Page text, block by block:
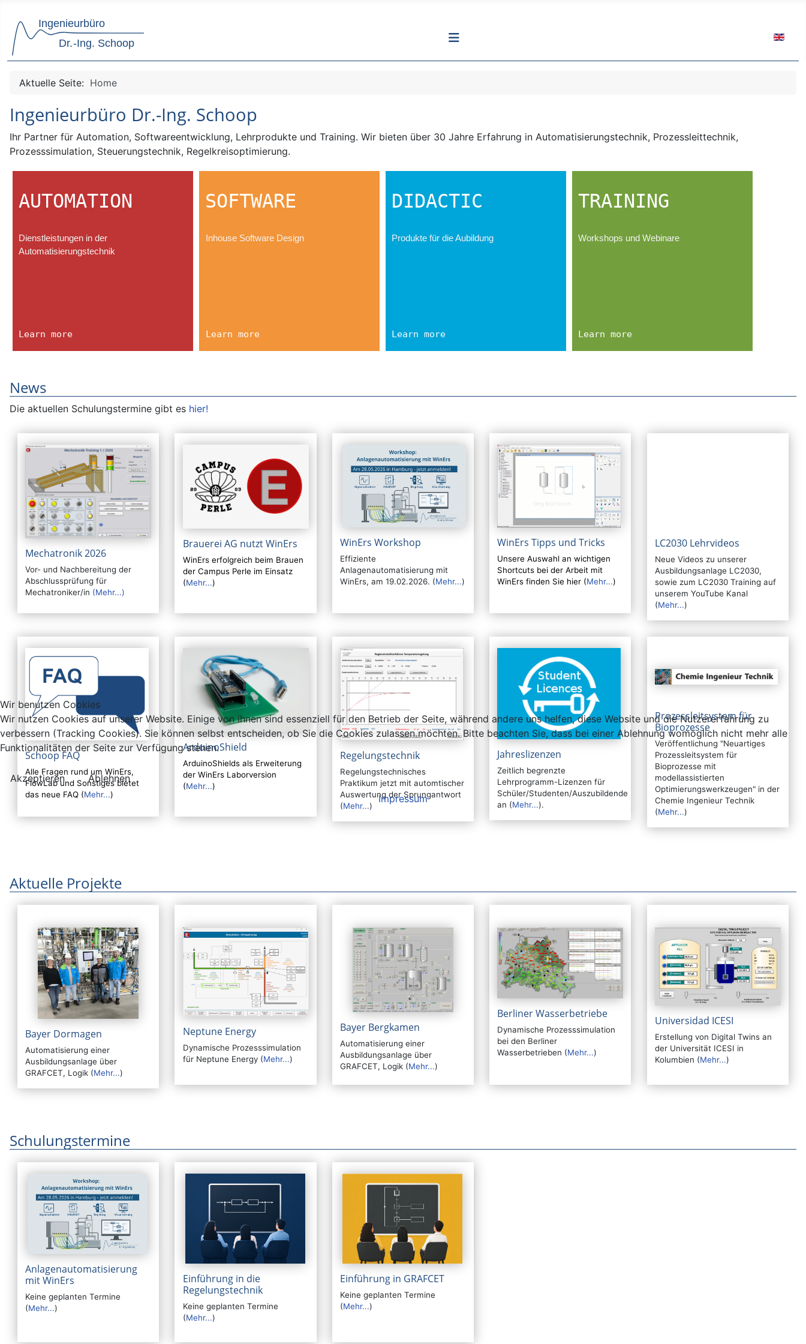
Aktuelle Seite: Home
Ingenieurbüro Dr.-Ing. Schoop
Ihr Partner für Automation, Softwareentwicklung, Lehrprodukte und Training. Wir bieten über 30 Jahre Erfahrung in Automatisierungstechnik, Prozessleittechnik,
Prozesssimulation, Steuerungstechnik, Regelkreisoptimierung.
AUTOMATION
Dienstleistungen in der
Automatisierungstechnik
Learn more
SOFTWARE
Inhouse Software Design
Learn more
DIDACTIC
Produkte für die Aubildung
Learn more
TRAINING
Workshops und Webinare
Learn more
News
Die aktuellen Schulungstermine gibt es hier!
Mechatronik 2026
Vor- und Nachbereitung der
Abschlussprüfung für
Mechatroniker/in (Mehr...)
Brauerei AG nutzt WinErs
WinErs erfolgreich beim Brauen
der Campus Perle im Einsatz
(Mehr...)
WinErs Workshop
Effiziente
Anlagenautomatisierung mit
WinErs, am 19.02.2026. (Mehr...)
WinErs Tipps und Tricks
Unsere Auswahl an wichtigen
Shortcuts bei der Arbeit mit
WinErs finden Sie hier (Mehr...)
LC2030 Lehrvideos
Neue Videos zu unserer
Ausbildungsanlage LC2030,
sowie zum LC2030 Training auf
unserem YouTube Kanal
(Mehr...)
Schoop FAQ
Alle Fragen rund um WinErs,
FlowLab und Sonstiges bietet
das neue FAQ (Mehr...)
ArduinoShield
ArduinoShields als Erweiterung
der WinErs Laborversion
(Mehr...)
Regelungstechnik
Regelungstechnisches
Praktikum jetzt mit automtischer
Auswertung der Sprungantwort
(Mehr...)
Jahreslizenzen
Zeitlich begrenzte
Lehrprogramm-Lizenzen für
Schüler/Studenten/Auszubildende
an (Mehr...).
Prozessleitsystem für
Bioprozesse
Veröffentlichung "Neuartiges
Prozessleitsystem für
Bioprozesse mit
modellassistierten
Optimierungswerkzeugen" in der
Chemie Ingenieur Technik
(Mehr...)
Aktuelle Projekte
Bayer Dormagen
Automatisierung einer
Ausbildungsanlage über
GRAFCET, Logik (Mehr...)
Neptune Energy
Dynamische Prozesssimulation
für Neptune Energy (Mehr...)
Bayer Bergkamen
Automatisierung einer
Ausbildungsanlage über
GRAFCET, Logik (Mehr...)
Berliner Wasserbetriebe
Dynamische Prozesssimulation
bei den Berliner
Wasserbetrieben (Mehr...)
Universidad ICESI
Erstellung von Digital Twins an
der Universität ICESI in
Kolumbien (Mehr...)
Schulungstermine
Anlagenautomatisierung
mit WinErs
Keine geplanten Termine
(Mehr...)
Einführung in die
Regelungstechnik
Keine geplanten Termine
(Mehr...)
Einführung in GRAFCET
Keine geplanten Termine
(Mehr...)
Wir benutzen Cookies
Wir nutzen Cookies auf unserer Website. Einige von ihnen sind essenziell für den Betrieb der Seite, während andere uns helfen, diese Website und die Nutzererfahrung zu
verbessern (Tracking Cookies). Sie können selbst entscheiden, ob Sie die Cookies zulassen möchten. Bitte beachten Sie, dass bei einer Ablehnung womöglich nicht mehr alle
Funktionalitäten der Seite zur Verfügung stehen.
Akzeptieren
Ablehnen
Impressum